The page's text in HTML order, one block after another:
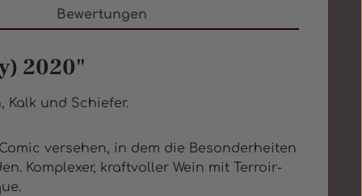
Bewertungen
2020"
Kalk und Schiefer.
versehen, in dem die Besonderheiten
Komplexer, kraftvoller Wein mit Terroir-